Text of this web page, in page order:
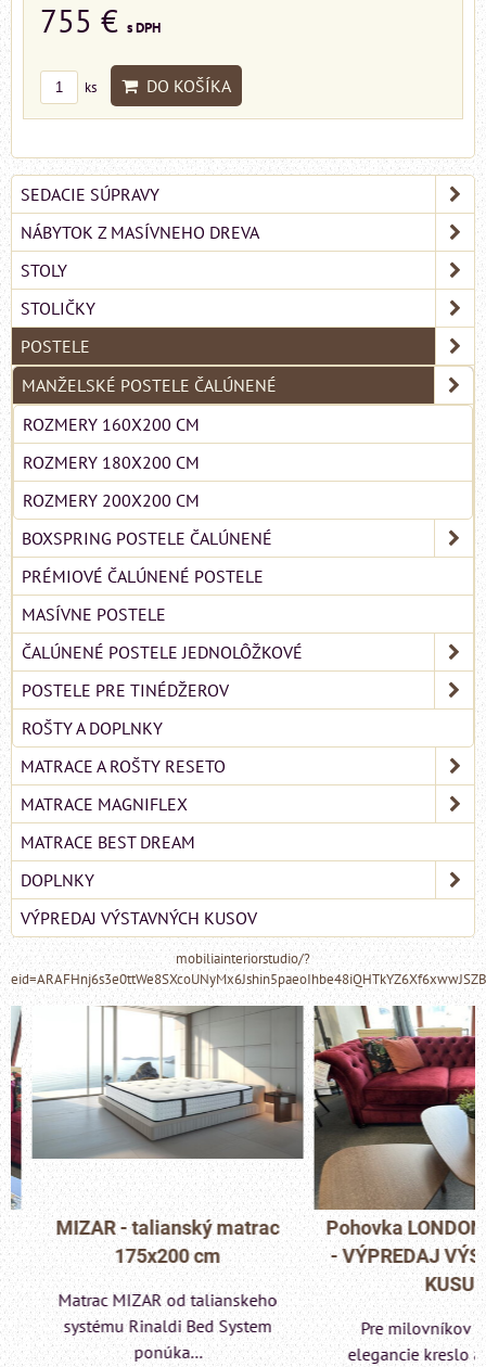
755 € s DPH
ks DO KOŠÍKA
SEDACIE SÚPRAVY
NÁBYTOK Z MASÍVNEHO DREVA
STOLY
STOLIČKY
POSTELE
MANŽELSKÉ POSTELE ČALÚNENÉ
ROZMERY 160X200 CM
ROZMERY 180X200 CM
ROZMERY 200X200 CM
BOXSPRING POSTELE ČALÚNENÉ
PRÉMIOVÉ ČALÚNENÉ POSTELE
MASÍVNE POSTELE
ČALÚNENÉ POSTELE JEDNOLÔŽKOVÉ
POSTELE PRE TINÉDŽEROV
ROŠTY A DOPLNKY
MATRACE A ROŠTY RESETO
MATRACE MAGNIFLEX
MATRACE BEST DREAM
DOPLNKY
VÝPREDAJ VÝSTAVNÝCH KUSOV
mobiliainteriorstudio/?
MIZAR - talianský matrac
175x200 cm
Matrac MIZAR od talianskeho
systému Rinaldi Bed System
ponúka...
Pohovka LONDON
- VÝPREDAJ
KUSU
Pre milovníkov
elegancie kreslo a